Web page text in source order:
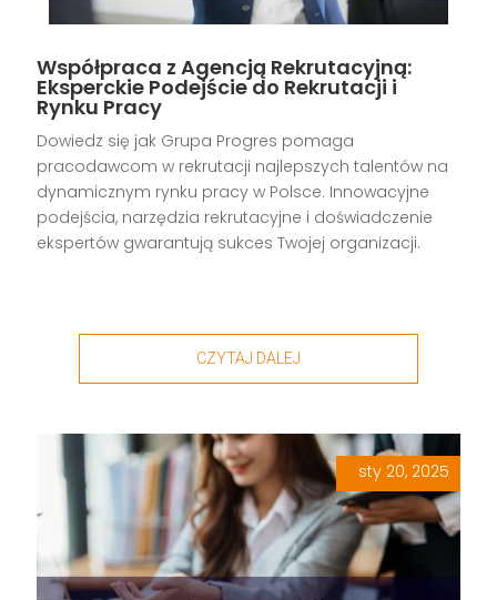
Współpraca z Agencją Rekrutacyjną:
Eksperckie Podejście do Rekrutacji i
Rynku Pracy
Dowiedz się jak Grupa Progres pomaga
pracodawcom w rekrutacji najlepszych talentów na
dynamicznym rynku pracy w Polsce. Innowacyjne
podejścia, narzędzia rekrutacyjne i doświadczenie
ekspertów gwarantują sukces Twojej organizacji.
CZYTAJ DALEJ
sty 20, 2025
|,,, ,